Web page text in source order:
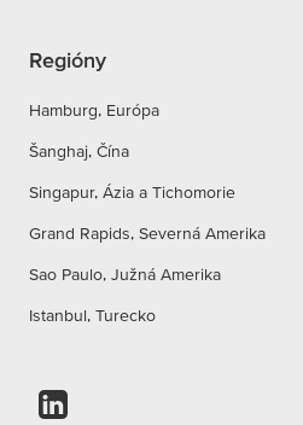
Regióny
Hamburg, Európa
Šanghaj, Čína
Singapur, Ázia a Tichomorie
Grand Rapids, Severná Amerika
Sao Paulo, Južná Amerika
Istanbul, Turecko